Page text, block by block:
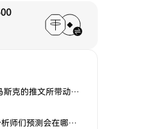
投资者如何避免被埃隆·马斯克的推文所带动的炒作？
比特币的下一个支撑位分析师们预测会在哪里？